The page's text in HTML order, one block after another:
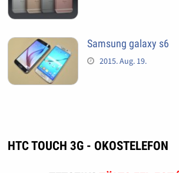
Samsung galaxy s6
2015. Aug. 19.
HTC TOUCH 3G - OKOSTELEFON